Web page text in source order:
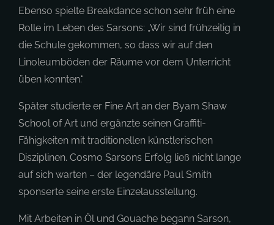
Ebenso spielte Breakdance schon sehr früh eine
Rolle im Leben des Sarsons: „Wir sind frühzeitig in
die Schule gekommen, so dass wir auf den
Linoleumböden der Räume vor dem Unterricht
üben konnten.“
Später studierte er Fine Art an der Byam Shaw
School of Art und ergänzte seinen Graffiti-
Fähigkeiten mit traditionellen künstlerischen
Disziplinen. Cosmo Sarsons Erfolg ließ nicht lange
auf sich warten – der legendäre Paul Smith
sponserte seine erste Einzelausstellung.
Mit Arbeiten in Öl und Gouache begann Sarson,